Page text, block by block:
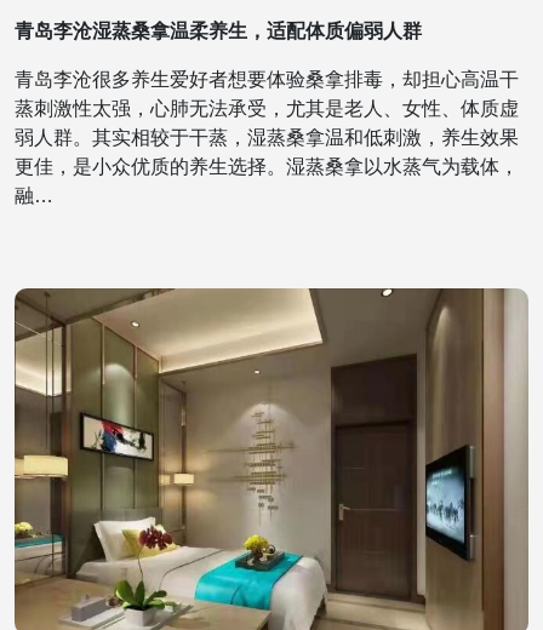
青岛李沧湿蒸桑拿温柔养生，适配体质偏弱人群
青岛李沧很多养生爱好者想要体验桑拿排毒，却担心高温干
蒸刺激性太强，心肺无法承受，尤其是老人、女性、体质虚
弱人群。其实相较于干蒸，湿蒸桑拿温和低刺激，养生效果
更佳，是小众优质的养生选择。湿蒸桑拿以水蒸气为载体，
融…